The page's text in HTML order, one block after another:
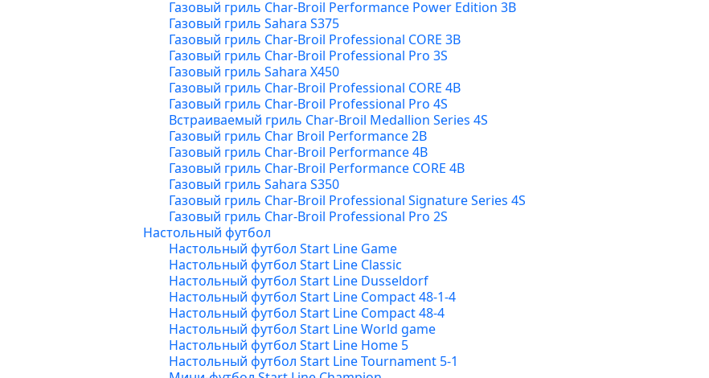
Газовый гриль Char-Broil Performance Power Edition 3B
Газовый гриль Sahara S375
Газовый гриль Char-Broil Professional CORE 3B
Газовый гриль Char-Broil Professional Pro 3S
Газовый гриль Sahara X450
Газовый гриль Char-Broil Professional CORE 4B
Газовый гриль Char-Broil Professional Pro 4S
Встраиваемый гриль Char-Broil Medallion Series 4S
Газовый гриль Char Broil Performance 2B
Газовый гриль Char-Broil Performance 4B
Газовый гриль Char-Broil Performance CORE 4B
Газовый гриль Sahara S350
Газовый гриль Char-Broil Professional Signature Series 4S
Газовый гриль Char-Broil Professional Pro 2S
Настольный футбол
Настольный футбол Start Line Game
Настольный футбол Start Line Classic
Настольный футбол Start Line Dusseldorf
Настольный футбол Start Line Compact 48-1-4
Настольный футбол Start Line Compact 48-4
Настольный футбол Start Line World game
Настольный футбол Start Line Home 5
Настольный футбол Start Line Tournament 5-1